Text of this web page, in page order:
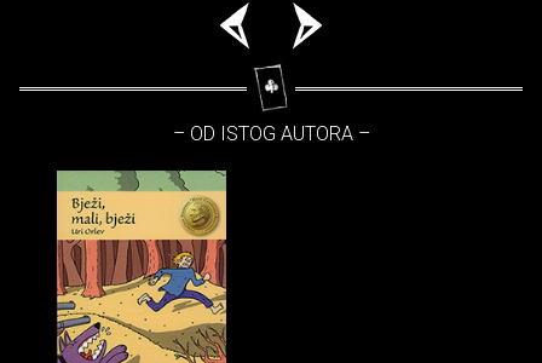
– OD ISTOG AUTORA –